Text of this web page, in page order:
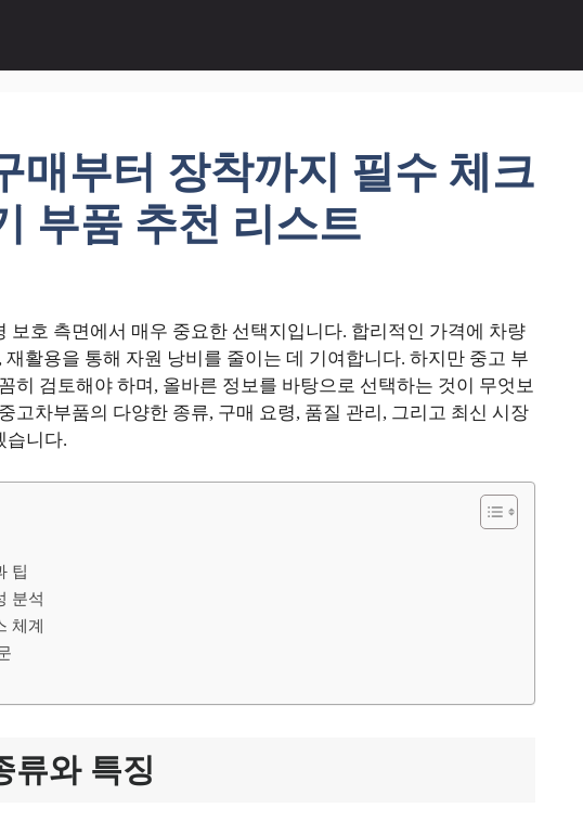
매부터 장착까지 필수 체크
부품 추천 리스트
보호 측면에서 매우 중요한 선택지입니다. 합리적인 가격에 차량
활용을 통해 자원 낭비를 줄이는 데 기여합니다. 하지만 중고 부
히 검토해야 하며, 올바른 정보를 바탕으로 선택하는 것이 무엇보
고차부품의 다양한 종류, 구매 요령, 품질 관리, 그리고 최신 시장
습니다.
팁
분석
체계
류와 특징